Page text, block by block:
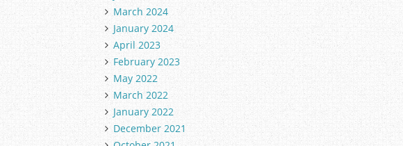
March 2024
January 2024
April 2023
February 2023
May 2022
March 2022
January 2022
December 2021